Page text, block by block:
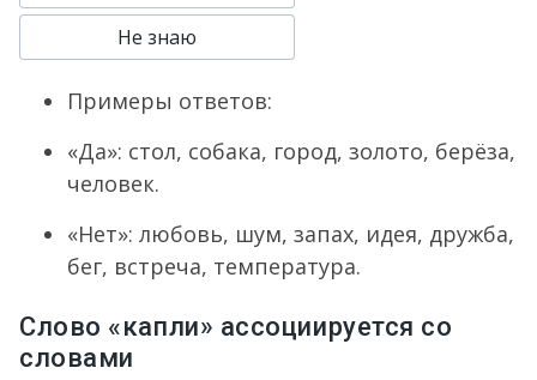
Не знаю
Примеры ответов:
«Да»: стол, собака, город, золото, берёза,
человек.
«Нет»: любовь, шум, запах, идея, дружба,
бег, встреча, температура.
Слово «капли» ассоциируется со
словами